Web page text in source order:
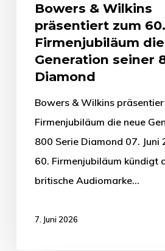
Bowers & Wilkins
präsentiert zum 60.
Firmenjubiläum
Generation seiner
Diamond
Bowers & Wilkins
Firmenjubiläum die neue
800 Serie Diamond 07. Juni
60. Firmenjubiläum kündigt
britische Audiomarke…
7. Juni 2026